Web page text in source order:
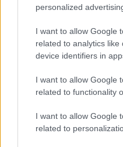
personalized
I want to allow Google
related to analytics like
device identifiers in
I want to allow Google
related to functionality
I want to allow Google
related to
Μεσημέρι
30°
Αραιή
13:00 Αραιή
Αίσθηση30°
14:00
32°
Καθαρός